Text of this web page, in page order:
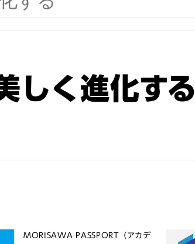
しく進化する
MORISAWA PASSPORT（アカデ